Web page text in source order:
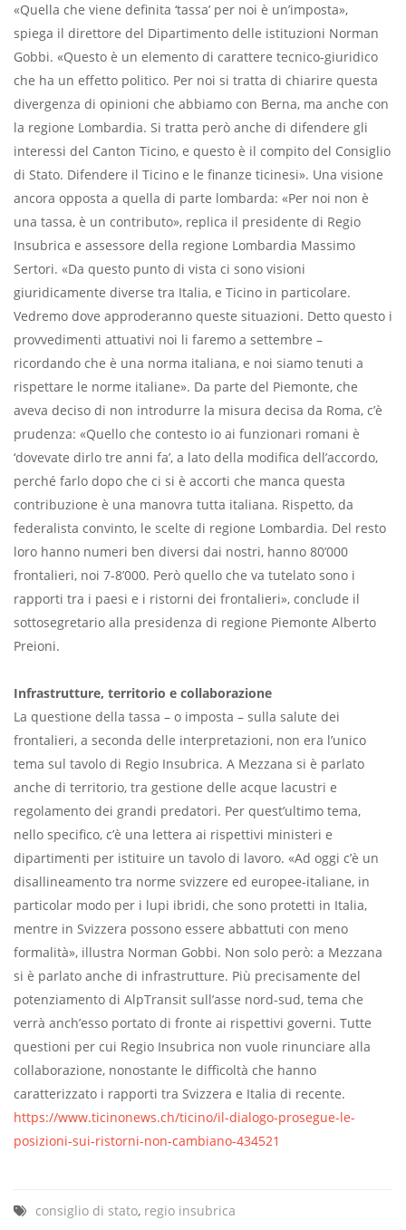
«Quella che viene definita ‘tassa’ per noi è un’imposta»,
spiega il direttore del Dipartimento delle istituzioni Norman
Gobbi. «Questo è un elemento di carattere tecnico-giuridico
che ha un effetto politico. Per noi si tratta di chiarire questa
divergenza di opinioni che abbiamo con Berna, ma anche con
la regione Lombardia. Si tratta però anche di difendere gli
interessi del Canton Ticino, e questo è il compito del Consiglio
di Stato. Difendere il Ticino e le finanze ticinesi». Una visione
ancora opposta a quella di parte lombarda: «Per noi non è
una tassa, è un contributo», replica il presidente di Regio
Insubrica e assessore della regione Lombardia Massimo
Sertori. «Da questo punto di vista ci sono visioni
giuridicamente diverse tra Italia, e Ticino in particolare.
Vedremo dove approderanno queste situazioni. Detto questo i
provvedimenti attuativi noi li faremo a settembre –
ricordando che è una norma italiana, e noi siamo tenuti a
rispettare le norme italiane». Da parte del Piemonte, che
aveva deciso di non introdurre la misura decisa da Roma, c’è
prudenza: «Quello che contesto io ai funzionari romani è
‘dovevate dirlo tre anni fa’, a lato della modifica dell’accordo,
perché farlo dopo che ci si è accorti che manca questa
contribuzione è una manovra tutta italiana. Rispetto, da
federalista convinto, le scelte di regione Lombardia. Del resto
loro hanno numeri ben diversi dai nostri, hanno 80’000
frontalieri, noi 7-8’000. Però quello che va tutelato sono i
rapporti tra i paesi e i ristorni dei frontalieri», conclude il
sottosegretario alla presidenza di regione Piemonte Alberto
Preioni.
Infrastrutture, territorio e collaborazione
La questione della tassa – o imposta – sulla salute dei
frontalieri, a seconda delle interpretazioni, non era l’unico
tema sul tavolo di Regio Insubrica. A Mezzana si è parlato
anche di territorio, tra gestione delle acque lacustri e
regolamento dei grandi predatori. Per quest’ultimo tema,
nello specifico, c’è una lettera ai rispettivi ministeri e
dipartimenti per istituire un tavolo di lavoro. «Ad oggi c’è un
disallineamento tra norme svizzere ed europee-italiane, in
particolar modo per i lupi ibridi, che sono protetti in Italia,
mentre in Svizzera possono essere abbattuti con meno
formalità», illustra Norman Gobbi. Non solo però: a Mezzana
si è parlato anche di infrastrutture. Più precisamente del
potenziamento di AlpTransit sull’asse nord-sud, tema che
verrà anch’esso portato di fronte ai rispettivi governi. Tutte
questioni per cui Regio Insubrica non vuole rinunciare alla
collaborazione, nonostante le difficoltà che hanno
caratterizzato i rapporti tra Svizzera e Italia di recente.
https://www.ticinonews.ch/ticino/il-dialogo-prosegue-le-
posizioni-sui-ristorni-non-cambiano-434521
consiglio di stato, regio insubrica